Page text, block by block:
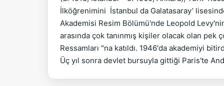
İlköğrenimini  İstanbul da Galatasaray’
Akademisi Resim Bölümü'nde Leopold
arasında çok tanınmış kişiler olacak olan
Ressamları "na katıldı. 1946'da akademiyi